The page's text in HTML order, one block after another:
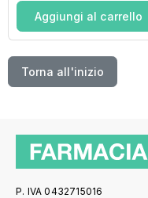
Aggiungi al carrello
Torna all'inizio
P. IVA 0432715016